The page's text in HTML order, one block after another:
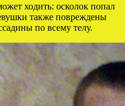
ходить: осколок попал
также повреждены
по всему телу.